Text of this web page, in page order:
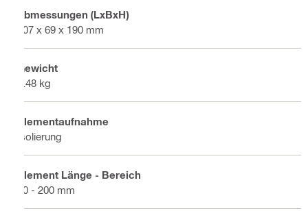
Abmessungen (LxBxH)
607 x 69 x 190 mm
Gewicht
3.48 kg
Elementaufnahme
Isolierung
Element Länge - Bereich
20 - 200 mm